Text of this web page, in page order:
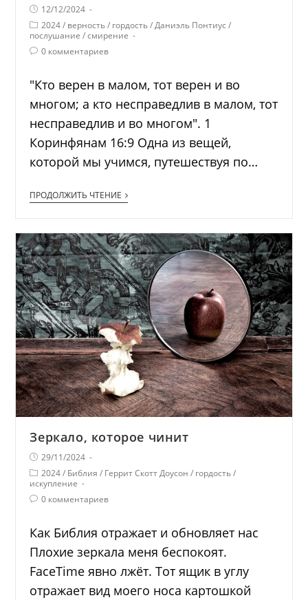
12/12/2024
2024 / верность / гордость / Даниэль Понтиус /
послушание / смирение
0 комментариев
"Кто верен в малом, тот верен и во
многом; а кто несправедлив в малом, тот
несправедлив и во многом". 1
Коринфянам 16:9 Одна из вещей,
которой мы учимся, путешествуя по…
ПРОДОЛЖИТЬ ЧТЕНИЕ
Зеркало, которое чинит
29/11/2024
2024 / Библия / Геррит Скотт Доусон / гордость /
искупление
0 комментариев
Как Библия отражает и обновляет нас
Плохие зеркала меня беспокоят.
FaceTime явно лжёт. Тот ящик в углу
отражает вид моего носа картошкой